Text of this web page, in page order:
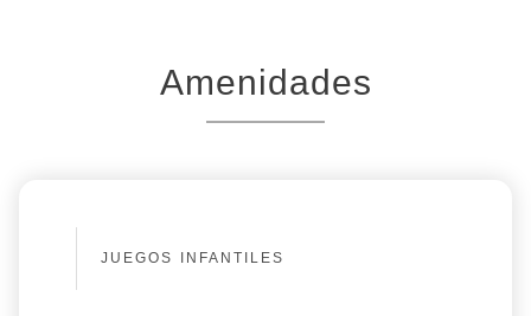
Amenidades
JUEGOS INFANTILES